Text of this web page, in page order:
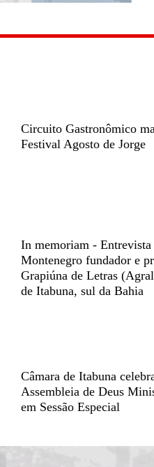
Circuito Gastronômico
Festival Agosto de Jorge
In memoriam -
Montenegro fundador e
Grapiúna de Letras
de Itabuna, sul da Bahia
Câmara de Itabuna
Assembleia de Deus
em Sessão Especial